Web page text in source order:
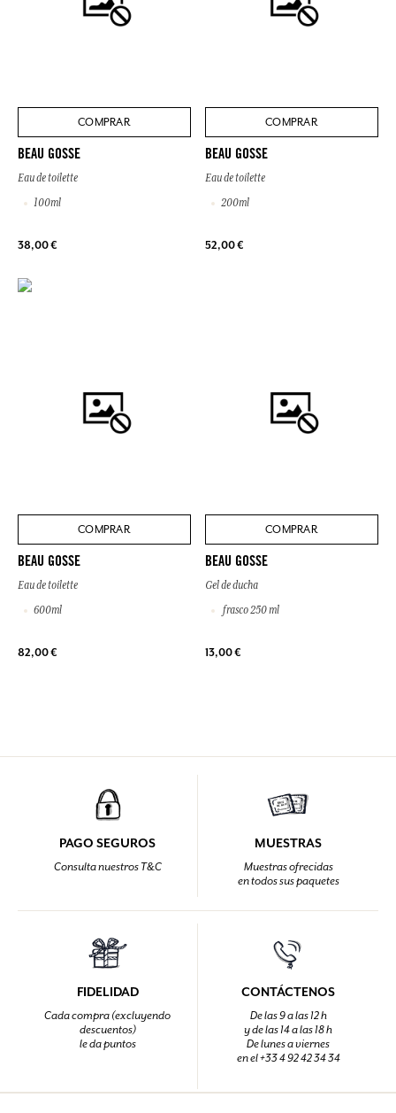
COMPRAR
BEAU GOSSE
Eau de toilette
100ml
38,00 €
COMPRAR
BEAU GOSSE
Eau de toilette
200ml
52,00 €
COMPRAR
BEAU GOSSE
Eau de toilette
600ml
82,00 €
COMPRAR
BEAU GOSSE
Gel de ducha
frasco 250 ml
13,00 €
PAGO SEGUROS
Consulta nuestros T&C
MUESTRAS
Muestras ofrecidas
en todos sus paquetes
FIDELIDAD
Cada compra (excluyendo
descuentos)
le da puntos
CONTÁCTENOS
De las 9 a las 12 h
y de las 14 a las 18 h
De lunes a viernes
en el +33 4 92 42 34 34